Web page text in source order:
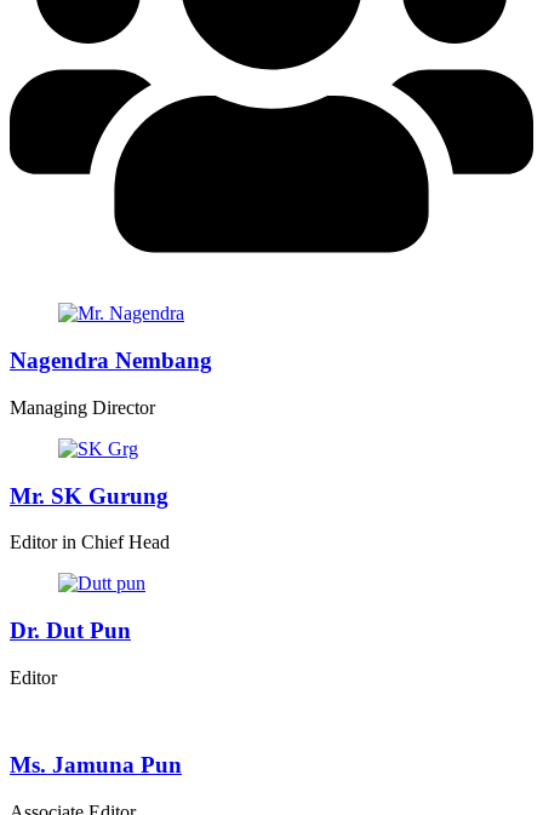
Nagendra Nembang
Managing Director
Mr. SK Gurung
Editor in Chief Head
Dr. Dut Pun
Editor
Ms. Jamuna Pun